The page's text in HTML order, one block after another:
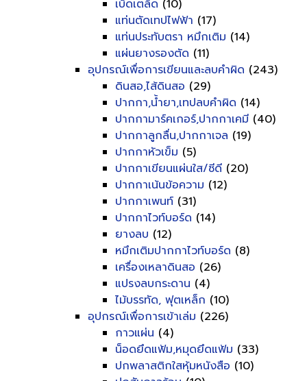
เบ็ดเตล็ด (10)
แท่นตัดเทปไฟฟ้า (17)
แท่นประทับตรา หมึกเติม (14)
แผ่นยางรองตัด (11)
อุปกรณ์เพื่อการเขียนและลบคำผิด (243)
ดินสอ,ไส้ดินสอ (29)
ปากกา,น้ำยา,เทปลบคำผิด (14)
ปากกามาร์คเกอร์,ปากกาเคมี (40)
ปากกาลูกลื่น,ปากกาเจล (19)
ปากกาหัวเข็ม (5)
ปากกาเขียนแผ่นใส/ซีดี (20)
ปากกาเน้นข้อความ (12)
ปากกาเพนท์ (31)
ปากกาไวท์บอร์ด (14)
ยางลบ (12)
หมึกเติมปากกาไวท์บอร์ด (8)
เครื่องเหลาดินสอ (26)
แปรงลบกระดาน (4)
ไม้บรรทัด, ฟุตเหล็ก (10)
อุปกรณ์เพื่อการเข้าเล่ม (226)
กาวแผ่น (4)
น็อดยึดแฟ้ม,หมุดยึดแฟ้ม (33)
ปกพลาสติกใสหุ้มหนังสือ (10)